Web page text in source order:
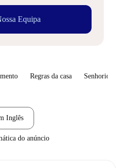
Equipa
Regras da casa Senhorio
Inglês
do anúncio